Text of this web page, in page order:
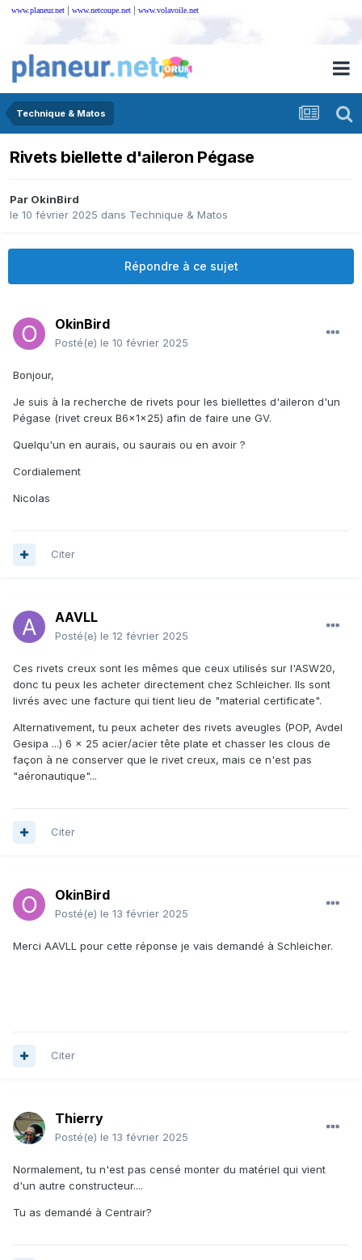
www.planeur.net | www.netcoupe.net | www.volavoile.net
Technique & Matos
Rivets biellette d'aileron Pégase
Par OkinBird
le 10 février 2025 dans Technique & Matos
Répondre à ce sujet
OkinBird
Posté(e) le 10 février 2025
Bonjour,
Je suis à la recherche de rivets pour les biellettes d'aileron d'un
Pégase (rivet creux B6x1x25) afin de faire une GV.
Quelqu'un en aurais, ou saurais ou en avoir ?
Cordialement
Nicolas
Citer
AAVLL
Posté(e) le 12 février 2025
Ces rivets creux sont les mêmes que ceux utilisés sur l'ASW20,
donc tu peux les acheter directement chez Schleicher. Ils sont
livrés avec une facture qui tient lieu de "material certificate".
Alternativement, tu peux acheter des rivets aveugles (POP, Avdel
Gesipa ...) 6 x 25 acier/acier tête plate et chasser les clous de
façon à ne conserver que le rivet creux, mais ce n'est pas
"aéronautique"...
Citer
OkinBird
Posté(e) le 13 février 2025
Merci AAVLL pour cette réponse je vais demandé à Schleicher.
Citer
Thierry
Posté(e) le 13 février 2025
Normalement, tu n'est pas censé monter du matériel qui vient
d'un autre constructeur....
Tu as demandé à Centrair?